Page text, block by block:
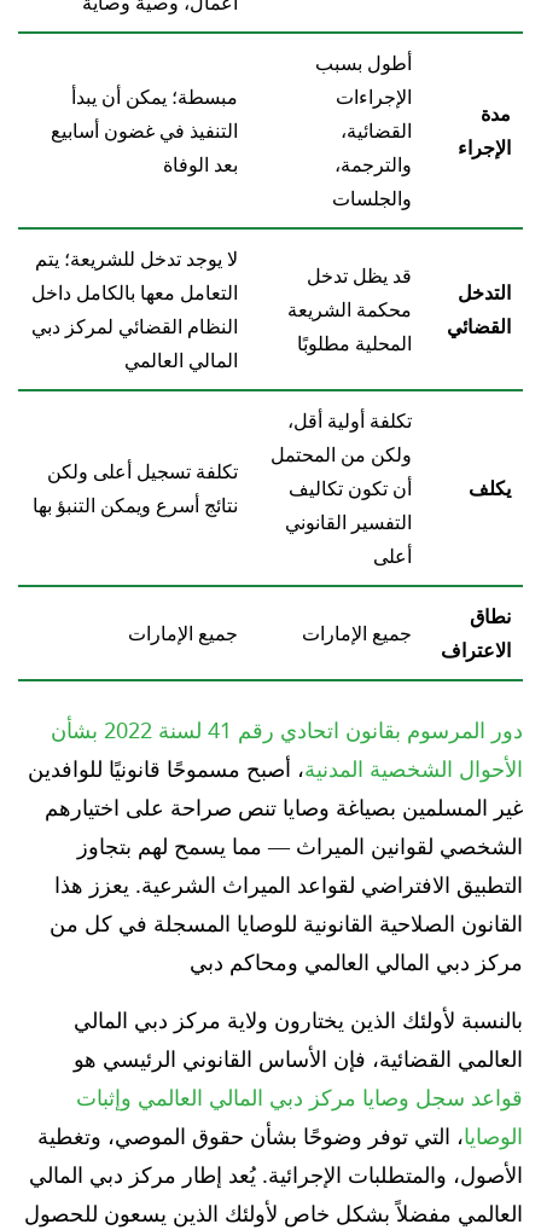
مدة
الإجراء
أطول بسبب
الإجراءات
القضائية،
والترجمة،
والجلسات
مبسطة؛ يمكن أن يبدأ
التنفيذ في غضون أسابيع
بعد الوفاة
التدخل
القضائي
قد يظل تدخل
محكمة الشريعة
المحلية مطلوبًا
لا يوجد تدخل للشريعة؛ يتم
التعامل معها بالكامل داخل
النظام القضائي لمركز دبي
المالي العالمي
يكلف
تكلفة أولية أقل،
ولكن من المحتمل
أن تكون تكاليف
التفسير القانوني
أعلى
تكلفة تسجيل أعلى ولكن
نتائج أسرع ويمكن التنبؤ بها
نطاق
الاعتراف
جميع الإمارات جميع الإمارات
دور المرسوم بقانون اتحادي رقم 41 لسنة 2022 بشأن
الأحوال الشخصية المدنية، أصبح مسموحًا قانونيًا للوافدين
غير المسلمين بصياغة وصايا تنص صراحة على اختيارهم
الشخصي لقوانين الميراث — مما يسمح لهم بتجاوز
التطبيق الافتراضي لقواعد الميراث الشرعية. يعزز هذا
القانون الصلاحية القانونية للوصايا المسجلة في كل من
مركز دبي المالي العالمي ومحاكم دبي
بالنسبة لأولئك الذين يختارون ولاية مركز دبي المالي
العالمي القضائية، فإن الأساس القانوني الرئيسي هو
قواعد سجل وصايا مركز دبي المالي العالمي وإثبات
الوصايا، التي توفر وضوحًا بشأن حقوق الموصي، وتغطية
الأصول، والمتطلبات الإجرائية. يُعد إطار مركز دبي المالي
العالمي مفضلاً بشكل خاص لأولئك الذين يسعون للحصول